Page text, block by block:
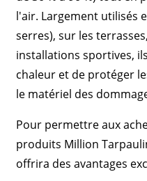
l'air. Largement utilisés
serres), sur les
installations sportives,
chaleur et de protéger
le matériel des
Pour permettre aux
produits Million
offrira des avantages